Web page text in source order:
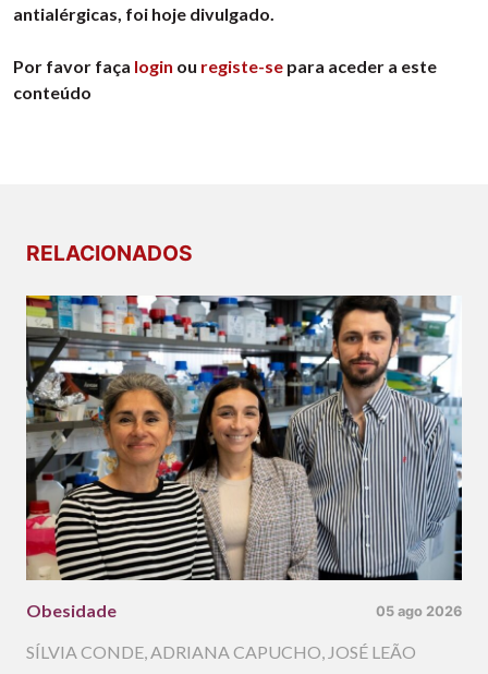
antialérgicas, foi hoje divulgado.
Por favor faça login ou registe-se para aceder a este
conteúdo
RELACIONADOS
Obesidade 05 ago 2026
SÍLVIA CONDE,ADRIANA CAPUCHO, JOSÉ LEÃO